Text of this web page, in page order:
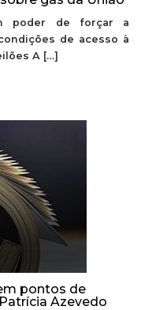
poder de forçar a
de acesso à
A […]
pontos de
Azevedo